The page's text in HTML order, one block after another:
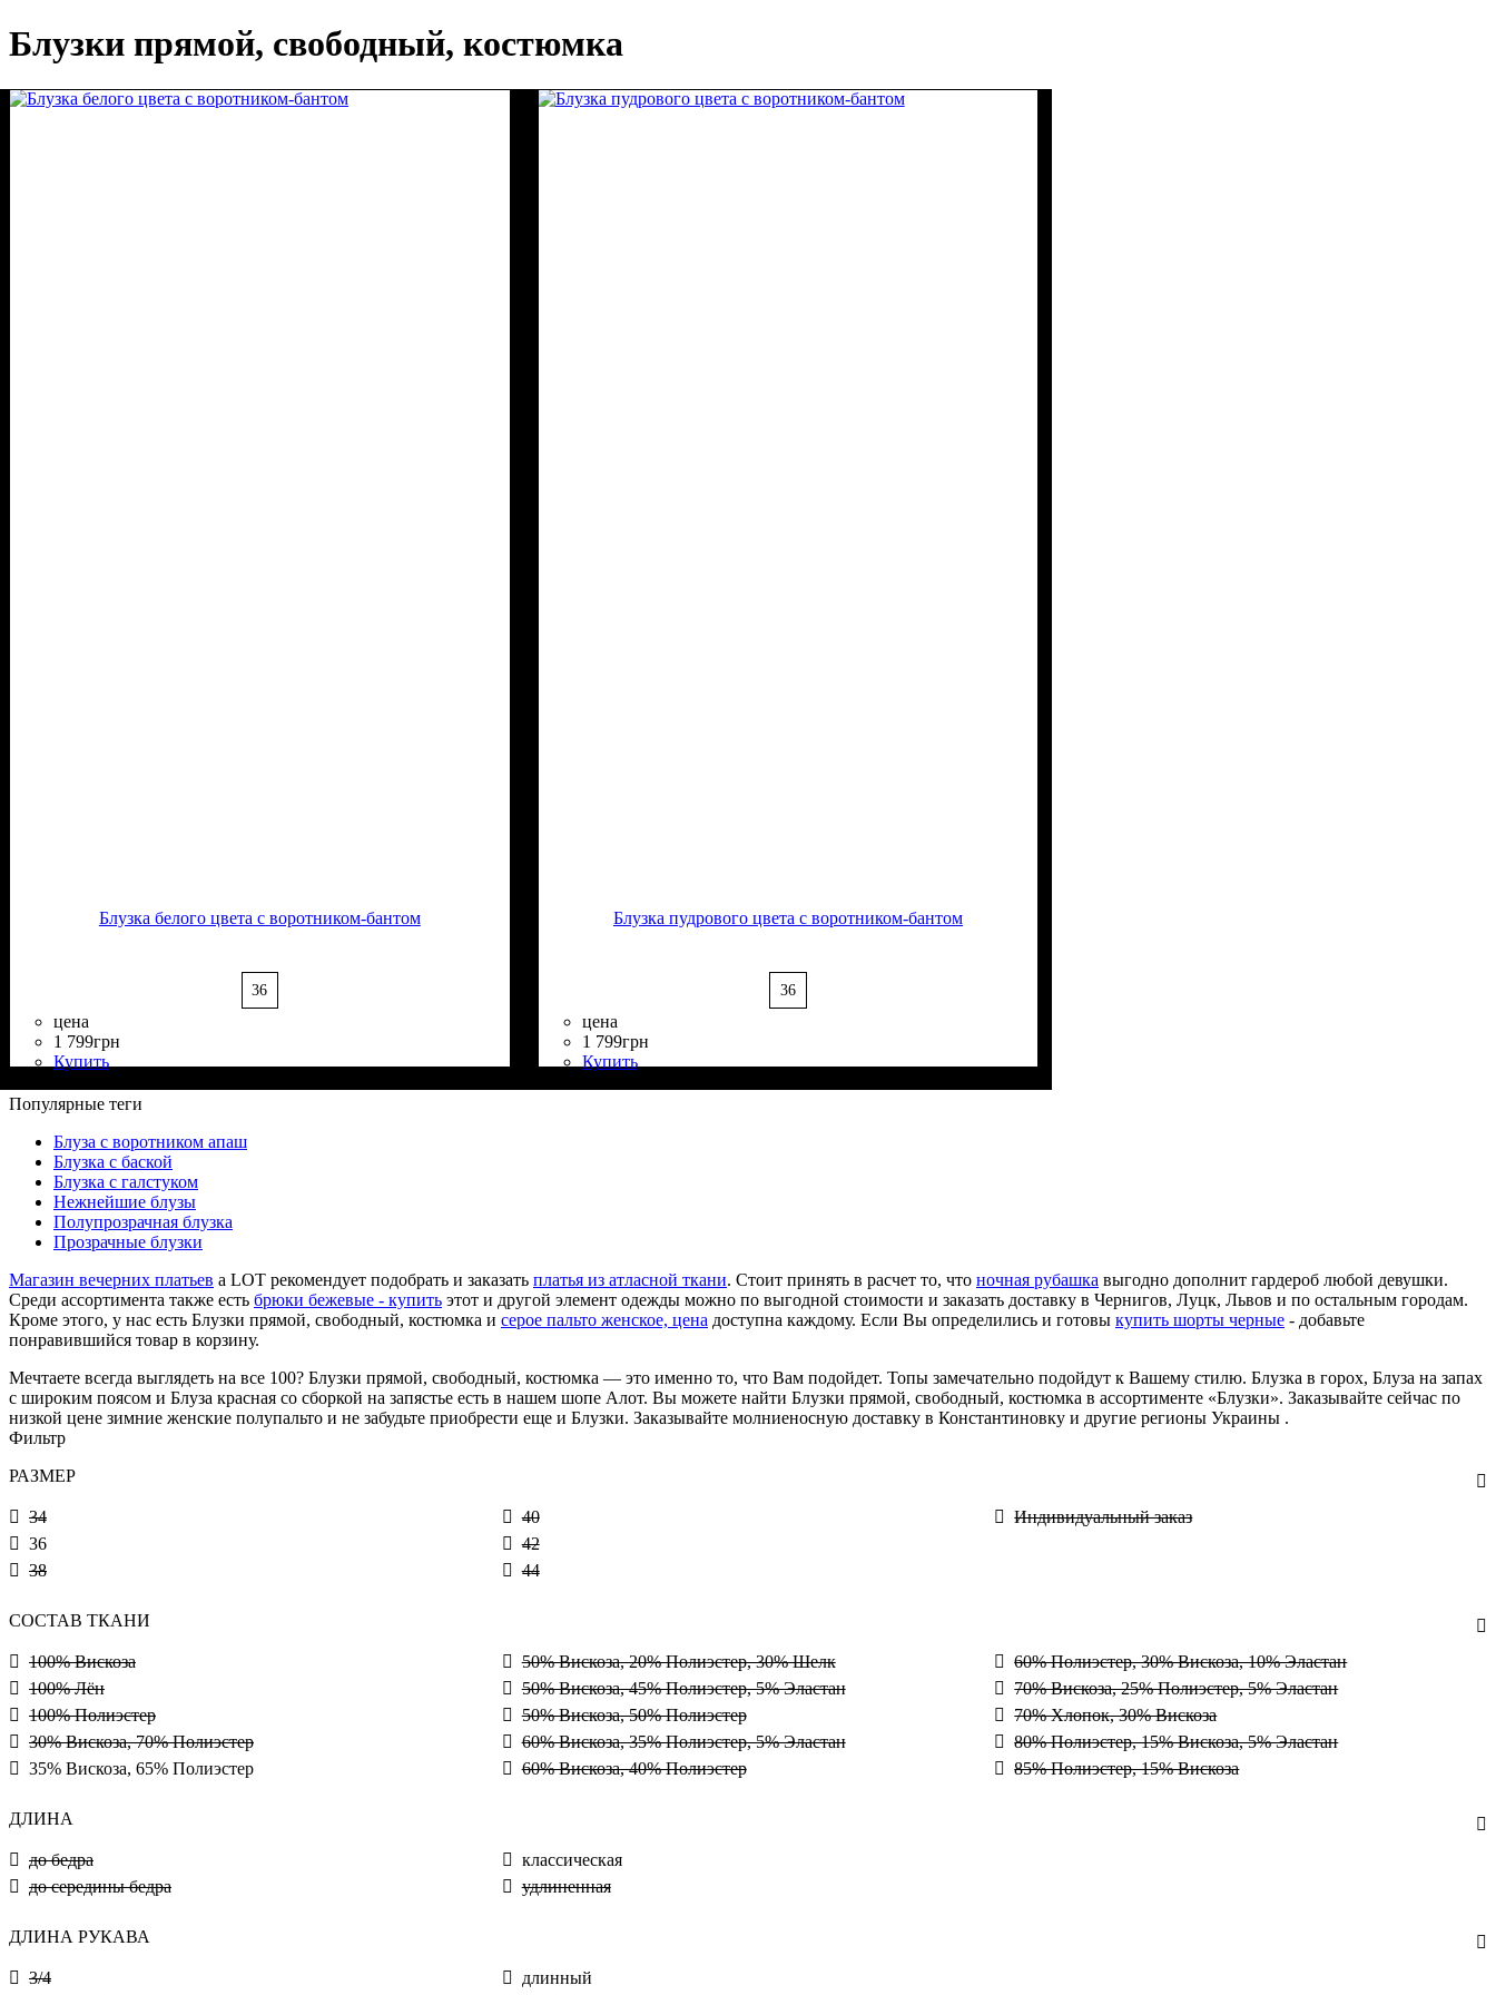
Блузки прямой, свободный, костюмка
Блузка белого цвета с воротником-бантом
36
цена
1 799грн
Купить
Состав ткани
Крой: прямой, свободный
Длина: классическая
Длина рукава
Стиль: casual
Блузка пудрового цвета с воротником-бантом
36
цена
1 799грн
Купить
Состав ткани
Крой: прямой, свободный
Длина: классическая
Длина рукава
Стиль: casual
Популярные теги
Блуза с воротником апаш
Блузка с баской
Блузка с галстуком
Нежнейшие блузы
Полупрозрачная блузка
Прозрачные блузки
Магазин вечерних платьев a LOT рекомендует подобрать и заказать платья из атласной ткани. Стоит принять в расчет то, что ночная рубашка выгодно дополнит гардероб любой девушки.
Среди ассортимента также есть брюки бежевые - купить этот и другой элемент одежды можно по выгодной стоимости и заказать доставку в Чернигов, Луцк, Львов и по остальным городам.
Кроме этого, у нас есть Блузки прямой, свободный, костюмка и серое пальто женское, цена доступна каждому. Если Вы определились и готовы купить шорты черные - добавьте
понравившийся товар в корзину.
Мечтаете всегда выглядеть на все 100? Блузки прямой, свободный, костюмка — это именно то, что Вам подойдет. Топы замечательно подойдут к Вашему стилю. Блузка в горох, Блуза на запах
с широким поясом и Блуза красная со сборкой на запястье есть в нашем шопе Алот. Вы можете найти Блузки прямой, свободный, костюмка в ассортименте «Блузки». Заказывайте сейчас по
низкой цене зимние женские полупальто и не забудьте приобрести еще и Блузки. Заказывайте молниеносную доставку в Константиновку и другие регионы Украины .
Фильтр
РАЗМЕР
34
36
38
40
42
44
Индивидуальный заказ
СОСТАВ ТКАНИ
100% Вискоза
100% Лён
100% Полиэстер
30% Вискоза, 70% Полиэстер
35% Вискоза, 65% Полиэстер
50% Вискоза, 20% Полиэстер, 30% Шелк
50% Вискоза, 45% Полиэстер, 5% Эластан
50% Вискоза, 50% Полиэстер
60% Вискоза, 35% Полиэстер, 5% Эластан
60% Вискоза, 40% Полиэстер
60% Полиэстер, 30% Вискоза, 10% Эластан
70% Вискоза, 25% Полиэстер, 5% Эластан
70% Хлопок, 30% Вискоза
80% Полиэстер, 15% Вискоза, 5% Эластан
85% Полиэстер, 15% Вискоза
ДЛИНА
до бедра
до середины бедра
классическая
удлиненная
ДЛИНА РУКАВА
3/4
длинный